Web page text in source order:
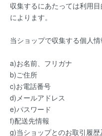
収集するにあたっては利用
によります。
当ショップで収集する個人情
a)お名前、フリガナ
b)ご住所
c)お電話番号
d)メールアドレス
e)パスワード
f)配送先情報
g)当ショップとのお取引履